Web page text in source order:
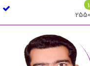
1